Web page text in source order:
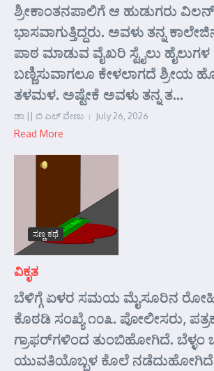
ಶ್ರೀಕಾಂತನಪಾಲಿಗೆ ಆ ಹುಡುಗರು
ಭಾಸವಾಗುತ್ತಿದ್ದರು. ಅವಳು ತನ್ನ
ಪಾಠ ಮಾಡುವ ವೈಖರಿ ಸ್ಟೈಲು ಹೈಲುಗಳ
ಬಣ್ಣಿಸುವಾಗಲೂ ಕೇಳಲಾಗದೆ ಶ್ರೀಯ
ತಳಮಳ. ಅಷ್ಟೇಕೆ ಅವಳು ತನ್ನ ತ...
ಡಾ || ಬಿ ಎಲ್ ವೇಣು July 26, 2026
Read More
ಸಣ್ಣ ಕಥೆ
ವಿಕೃತ
ಬೆಳಿಗ್ಗೆ ಏಳರ ಸಮಯ ಮೈಸೂರಿನ
ಕೊಠಡಿ ಸಂಖ್ಯೆ ೧೦೩. ಪೋಲೀಸರು,
ಗ್ರಾಫರ್‌ಗಳಿಂದ ತುಂಬಿಹೋಗಿದೆ. ಬೆಳ್ಳಂ
ಯುವತಿಯೊಬ್ಬಳ ಕೊಲೆ ನಡೆದುಹೋಗಿದೆ.